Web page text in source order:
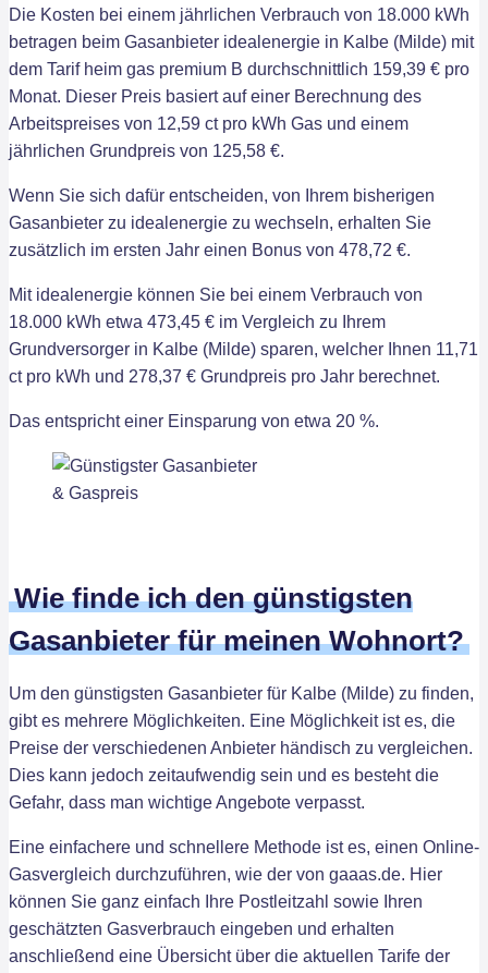
Die Kosten bei einem jährlichen Verbrauch von 18.000 kWh
betragen beim Gasanbieter idealenergie in Kalbe (Milde) mit
dem Tarif heim gas premium B durchschnittlich 159,39 € pro
Monat. Dieser Preis basiert auf einer Berechnung des
Arbeitspreises von 12,59 ct pro kWh Gas und einem
jährlichen Grundpreis von 125,58 €.
Wenn Sie sich dafür entscheiden, von Ihrem bisherigen
Gasanbieter zu idealenergie zu wechseln, erhalten Sie
zusätzlich im ersten Jahr einen Bonus von 478,72 €.
Mit idealenergie können Sie bei einem Verbrauch von
18.000 kWh etwa 473,45 € im Vergleich zu Ihrem
Grundversorger in Kalbe (Milde) sparen, welcher Ihnen 11,71
ct pro kWh und 278,37 € Grundpreis pro Jahr berechnet.
Das entspricht einer Einsparung von etwa 20 %.
Wie finde ich den günstigsten
Gasanbieter für meinen Wohnort?
Um den günstigsten Gasanbieter für Kalbe (Milde) zu finden,
gibt es mehrere Möglichkeiten. Eine Möglichkeit ist es, die
Preise der verschiedenen Anbieter händisch zu vergleichen.
Dies kann jedoch zeitaufwendig sein und es besteht die
Gefahr, dass man wichtige Angebote verpasst.
Eine einfachere und schnellere Methode ist es, einen Online-
Gasvergleich durchzuführen, wie der von gaaas.de. Hier
können Sie ganz einfach Ihre Postleitzahl sowie Ihren
geschätzten Gasverbrauch eingeben und erhalten
anschließend eine Übersicht über die aktuellen Tarife der